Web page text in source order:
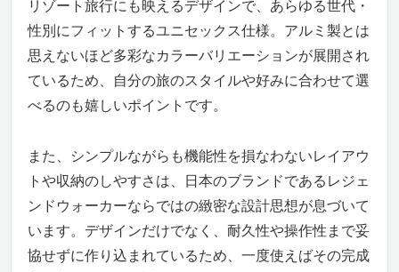
リゾート旅行にも映えるデザインで、あらゆる世代・
性別にフィットするユニセックス仕様。アルミ製とは
思えないほど多彩なカラーバリエーションが展開され
ているため、自分の旅のスタイルや好みに合わせて選
べるのも嬉しいポイントです。
また、シンプルながらも機能性を損なわないレイアウ
トや収納のしやすさは、日本のブランドであるレジェ
ンドウォーカーならではの緻密な設計思想が息づいて
います。デザインだけでなく、耐久性や操作性まで妥
協せずに作り込まれているため、一度使えばその完成